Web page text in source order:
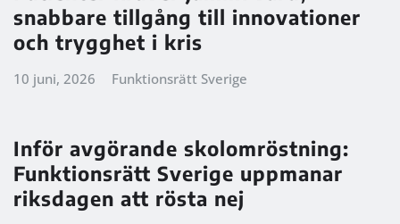
snabbare tillgång till innovationer
och trygghet i kris
10 juni, 2026 Funktionsrätt Sverige
Inför avgörande skolomröstning:
Funktionsrätt Sverige uppmanar
riksdagen att rösta nej